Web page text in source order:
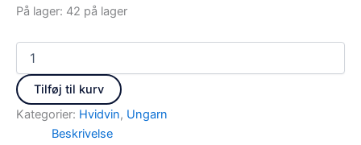
På lager: 42 på lager
Tilføj til kurv
Kategorier: Hvidvin, Ungarn
Beskrivelse